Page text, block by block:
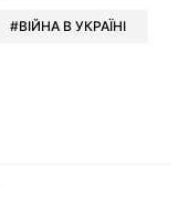
ВІЙНА В УКРАЇНІ
у Google news
у Viber
у LinkedIn